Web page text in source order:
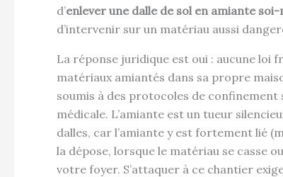
d’enlever une dalle de sol en amiante soi-
d’intervenir sur un matériau aussi
La réponse juridique est oui : aucune
matériaux amiantés dans sa propre
soumis à des protocoles de
médicale. L’amiante est un tueur
dalles, car l’amiante y est fortement lié
la dépose, lorsque le matériau se casse
votre foyer. S’attaquer à ce chantier